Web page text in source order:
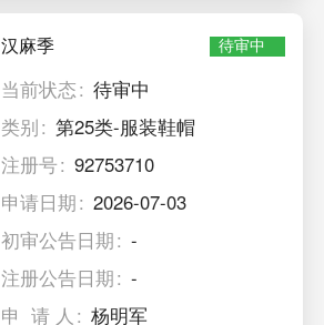
汉麻季 待审中
当前状态
待审中
类别
第25类-服装鞋帽
注册号
92753710
申请日期
2026-07-03
初审公告日期
-
注册公告日期
-
申 请 人
杨明军